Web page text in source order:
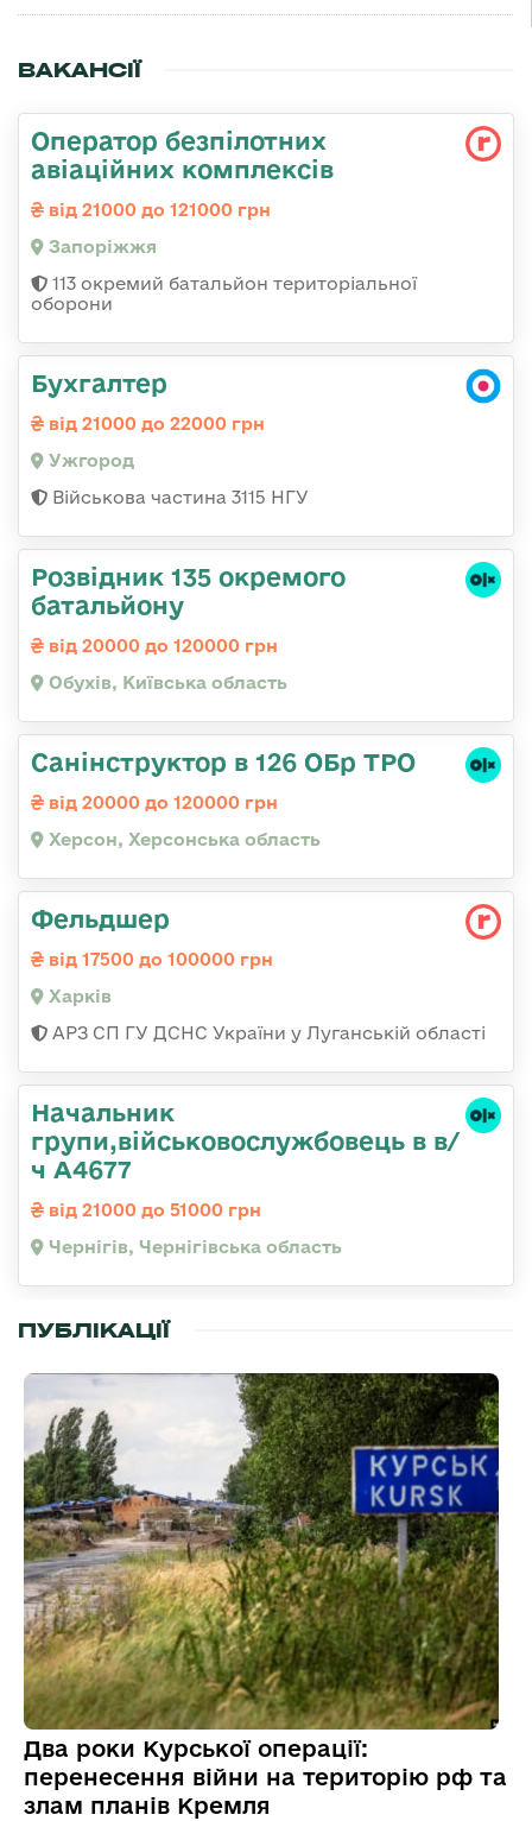
ВАКАНСІЇ
Оператор безпілотних
авіаційних комплексів
від 21000 до 121000 грн
Запоріжжя
113 окремий батальйон територіальної
оборони
Бухгалтер
від 21000 до 22000 грн
Ужгород
Військова частина 3115 НГУ
Розвідник 135 окремого
батальйону
від 20000 до 120000 грн
Обухів, Київська область
Санінструктор в 126 ОБр ТРО
від 20000 до 120000 грн
Херсон, Херсонська область
Фельдшер
від 17500 до 100000 грн
Харків
АРЗ СП ГУ ДСНС України у Луганській області
Начальник
групи,військовослужбовець в в/
ч А4677
від 21000 до 51000 грн
Чернігів, Чернігівська область
ПУБЛІКАЦІЇ
Два роки Курської операції:
перенесення війни на територію рф та
злам планів Кремля